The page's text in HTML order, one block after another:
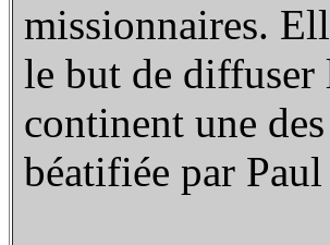
missionnaires.
le but de
continent une
béatifiée par